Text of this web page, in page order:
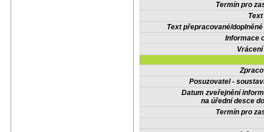
Termín pro
Text přepracované/
Informace
Posuzovatel -
Datum zveřejnění
na úřední desce
Termín pro